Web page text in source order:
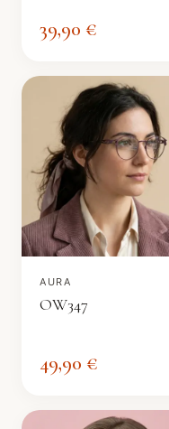
39,90 €
AURA
OW347
49,90 €